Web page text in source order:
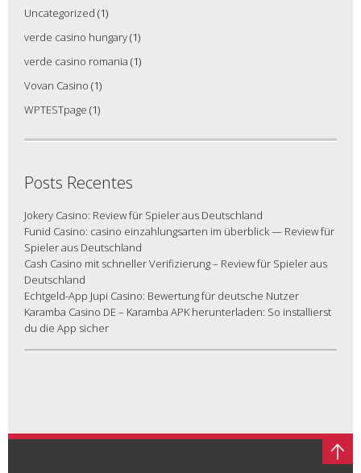
Uncategorized (1)
verde casino hungary(1)
verde casino romania (1)
Vovan Casino (1)
WPTESTpage (1)
Posts Recentes
Jokery Casino: Review für Spieler aus Deutschland
Funid Casino: casino einzahlungsarten im überblick — Review für
Spieler aus Deutschland
Cash Casino mit schneller Verifizierung – Review für Spieler aus
Deutschland
Echtgeld-App Jupi Casino: Bewertung für deutsche Nutzer
Karamba Casino DE – Karamba APK herunterladen: So installierst
du die App sicher